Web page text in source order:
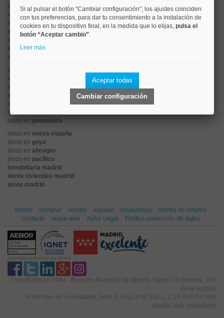
pisos en rios rosas
viviendas en
prosperidad
viviendas en
hispanoamerica
viviendas en ciudad lineal
pisos en
salamanca
viviendas encentro
viviendas en
pisos en
viviendas en
viviendas en
viviendas en
alonso martinez
viviendas en
arturo soria
viviendas en
pisos en guindalera
pisos en nueva españa
pisos en goya
pisos en almagro
pisos en pacífico
inmobiliaria madrid
Venta viviendas madrid
pisos madrid
somos comprar vender alquilar localízanos
ofertas de empleo
contacto
mapa web Aviso Legal Política protección de datos
canales vivienda2 en la red
Constituida en 1984 - Registro Mercantil de Madrid, Tomo 726 General, 705
de la sección
3ª del libro de sociedades, Folio 8, Hoja nº 67336-1. C.I.F. A78-077484
diseño web: websdirect
Si al pulsar el botón “Cambiar configuración”, los ajustes coinciden
con tus preferencias, para dar tu consentimiento a la instalación de
cookies en tu dispositivo final, en la medida que lo elijas, pulsa el
botón “Aceptar cambio”.
Leer más
Aceptar todas
Cambiar configuración